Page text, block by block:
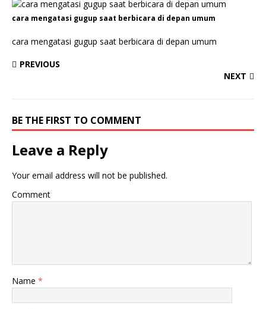
cara mengatasi gugup saat berbicara di depan umum
cara mengatasi gugup saat berbicara di depan umum
PREVIOUS
NEXT
BE THE FIRST TO COMMENT
Leave a Reply
Your email address will not be published.
Comment
Name *